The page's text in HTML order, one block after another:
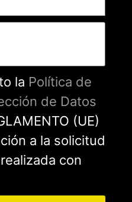
la Política de
de Datos
(UE)
a la solicitud
con